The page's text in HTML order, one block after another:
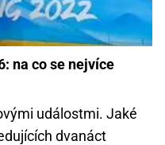
na co se nejvíce
událostmi. Jaké
dvanáct